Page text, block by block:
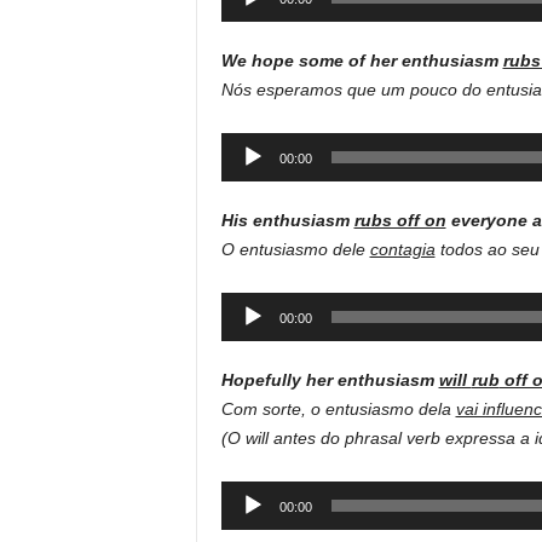
We hope some of her enthusiasm
Nós esperamos que um pouco do
Audio
00:00
His enthusiasm rubs off on everyone
O entusiasmo dele contagia todos ao seu
Audio
00:00
Hopefullyherenthusiasm will ruboff
Com sorte, o entusiasmo dela vai
(O will antes do phrasal verb expressa a
Audio
00:00